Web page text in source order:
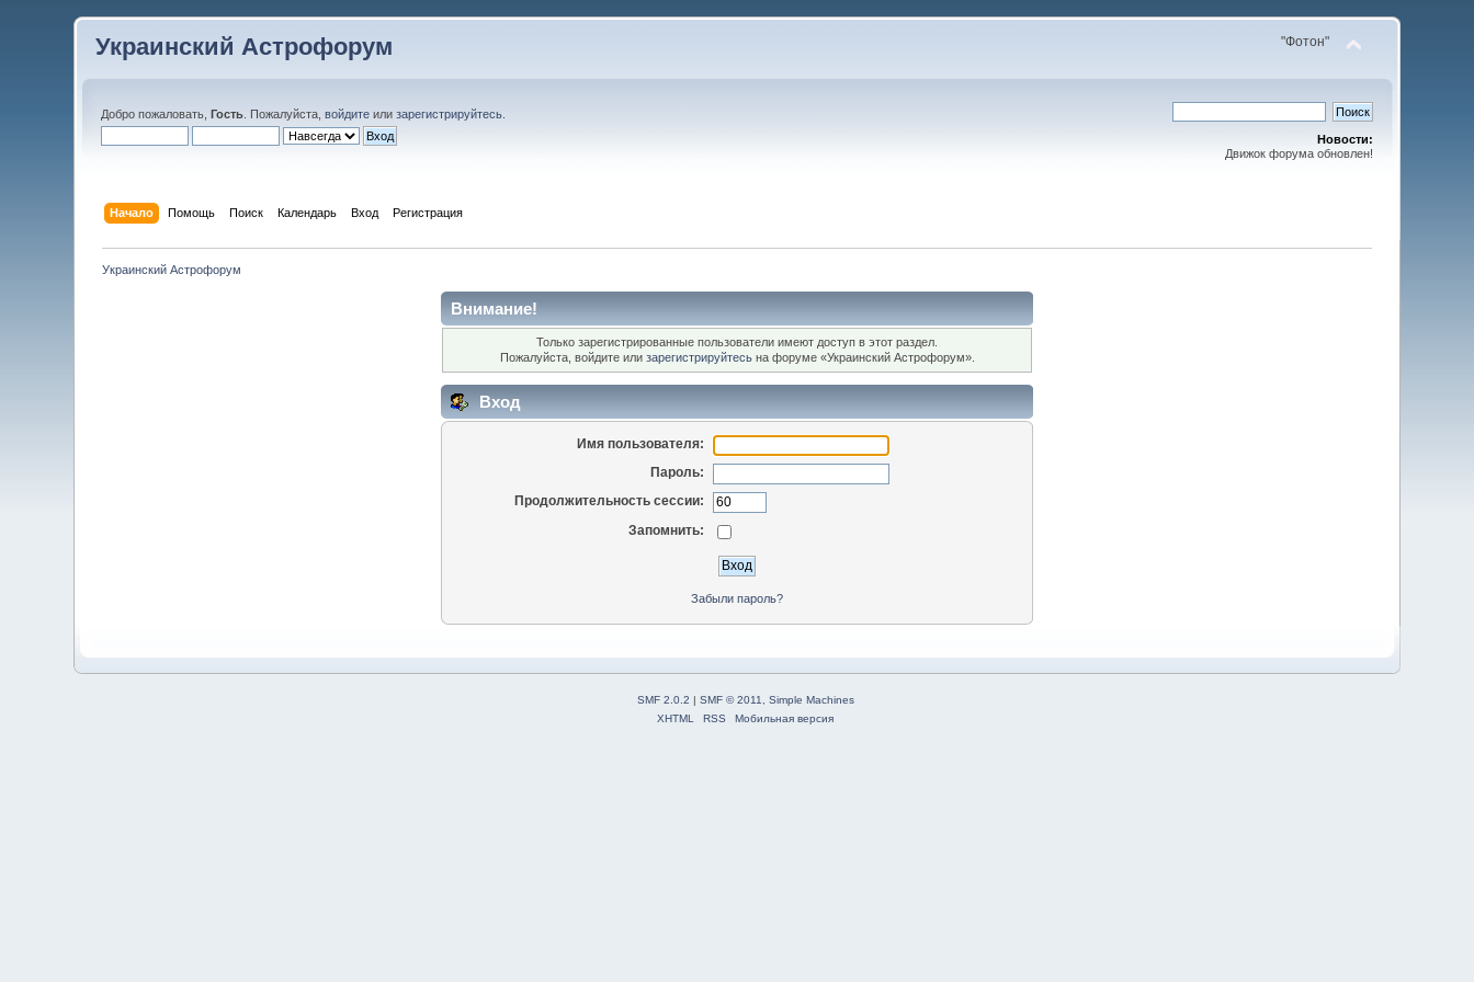
Украинский Астрофорум "Фотон"
Добро пожаловать,Гость . Пожалуйста,войдите илизарегистрируйтесь
Новости:
Движок форума обновлен!
Начало Помощь Поиск Календарь Вход Регистрация
Украинский Астрофорум
Внимание!
Только зарегистрированные пользователи имеют доступ в этот раздел.
Пожалуйста, войдите или зарегистрируйтесьна форуме «Украинский Астрофорум».
Вход
Имя пользователя:
Пароль:
Продолжительность сессии:
Запомнить:
Забыли пароль?
SMF 2.0.2 | SMF © 2011
Simple Machines
XHTML
RSS Мобильная версия